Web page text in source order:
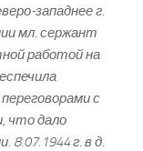
­западнее г.
мл. сержант
работой на
с
что дало
8.07.1944 г. в д.